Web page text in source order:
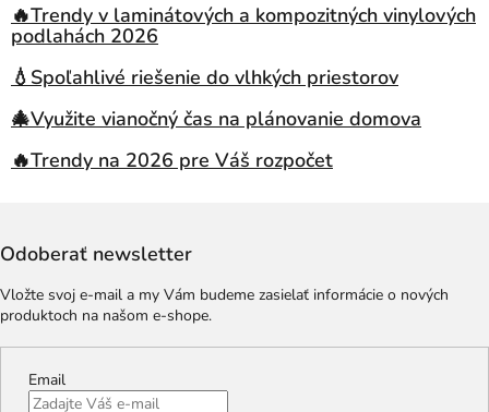
🔥Trendy v laminátových a kompozitných vinylových
podlahách 2026
💧Spoľahlivé riešenie do vlhkých priestorov
🎄Využite vianočný čas na plánovanie domova
🔥Trendy na 2026 pre Váš rozpočet
Odoberať newsletter
Vložte svoj e-mail a my Vám budeme zasielať informácie o nových
produktoch na našom e-shope.
Email